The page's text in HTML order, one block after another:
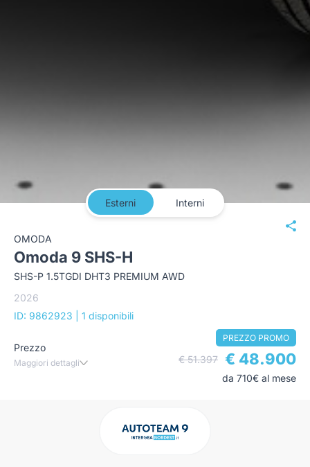
Esterni Interni
OMODA
Omoda 9 SHS-H
SHS-P 1.5TGDI DHT3 PREMIUM AWD
2026
ID: 9862923
| 1 disponibili
Prezzo
Maggiori dettagli
PREZZO PROMO
€ 51.397 € 48.900
da 710€ al mese